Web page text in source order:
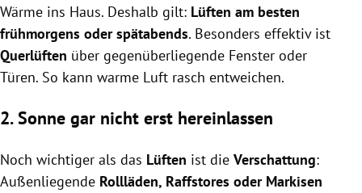
Wärme ins Haus. Deshalb gilt: Lüften am besten
frühmorgens oder spätabends. Besonders effektiv ist
Querlüften über gegenüberliegende Fenster oder
Türen. So kann warme Luft rasch entweichen.
2. Sonne gar nicht erst hereinlassen
Noch wichtiger als das Lüften ist die Verschattung:
Außenliegende Rollläden, Raffstores oder Markisen